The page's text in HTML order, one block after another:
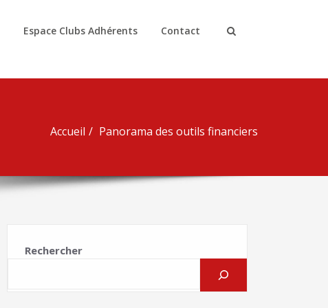
Espace Clubs Adhérents Contact
Accueil Panorama des outils financiers
Rechercher